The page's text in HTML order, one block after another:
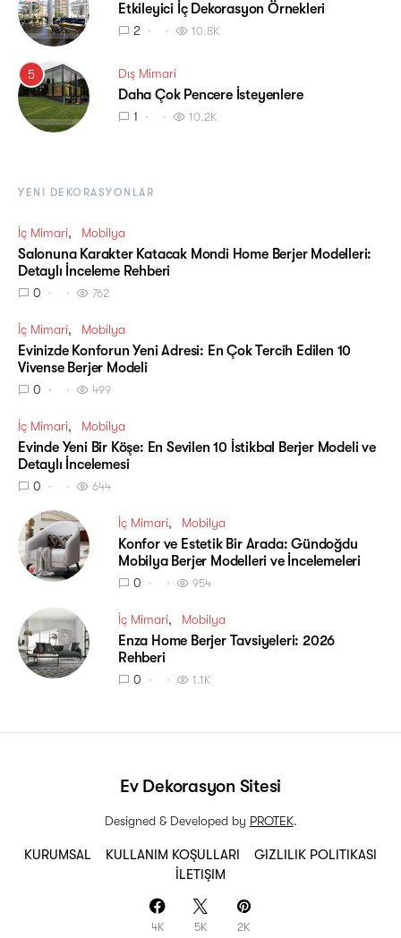
Etkileyici İç Dekorasyon Örnekleri
2 10.8K
5 Dış Mimari
Daha Çok Pencere İsteyenlere
1 10.2K
YENI DEKORASYONLAR
İç Mimari Mobilya
Salonuna Karakter Katacak Mondi Home Berjer Modelleri:
Detaylı İnceleme Rehberi
0 762
İç Mimari Mobilya
Evinizde Konforun Yeni Adresi: En Çok Tercih Edilen 10
Vivense Berjer Modeli
0 499
İç Mimari Mobilya
Evinde Yeni Bir Köşe: En Sevilen 10 İstikbal Berjer Modeli ve
Detaylı İncelemesi
0 644
İç Mimari Mobilya
Konfor ve Estetik Bir Arada: Gündoğdu
Mobilya Berjer Modelleri ve İncelemeleri
0 954
İç Mimari Mobilya
Enza Home Berjer Tavsiyeleri: 2026
Rehberi
0 1.1K
KURUMSAL KULLANIM KOŞULLARI
GIZLILIK POLITIKASI
İLETIŞIM
4K 5K 2K
Ev Dekorasyon Sitesi
Designed & Developed by PROTEK.